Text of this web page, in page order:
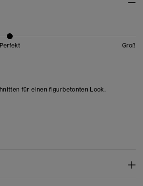
Perfekt Groß
für einen figurbetonten Look.